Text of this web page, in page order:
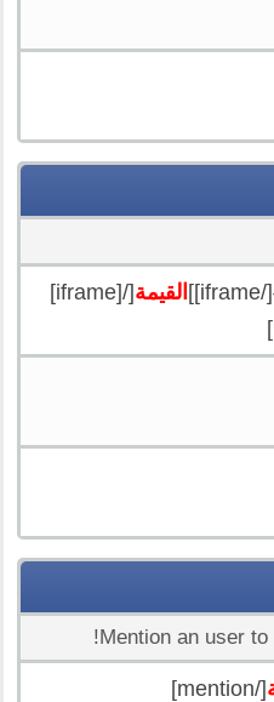
القيمة
[/[iframe]
Mention an user
[/mention]